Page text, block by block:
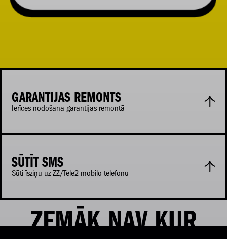
GARANTIJAS REMONTS
Ierīces nodošana garantijas remontā
SŪTĪT SMS
Sūti īsziņu uz ZZ/Tele2 mobilo telefonu
ZEMĀK NAV KUR